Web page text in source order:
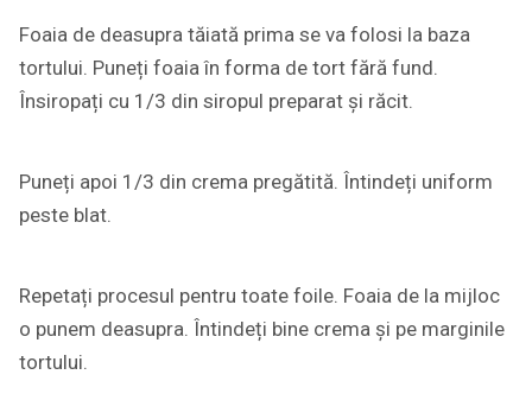
Foaia de deasupra tăiată prima se va folosi la baza
tortului. Puneți foaia în forma de tort fără fund.
Însiropați cu 1/3 din siropul preparat și răcit.
Puneți apoi 1/3 din crema pregătită. Întindeți uniform
peste blat.
Repetați procesul pentru toate foile. Foaia de la mijloc
o punem deasupra. Întindeți bine crema și pe marginile
tortului.